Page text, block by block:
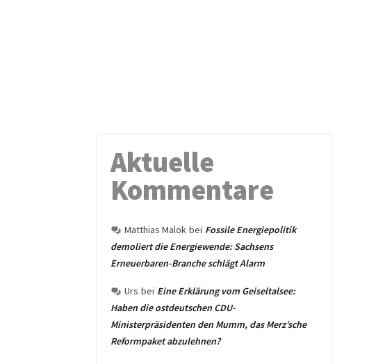
Aktuelle
Kommentare
Matthias Malok bei Fossile Energiepolitik
demoliert die Energiewende: Sachsens
Erneuerbaren-Branche schlägt Alarm
Urs bei Eine Erklärung vom Geiseltalsee:
Haben die ostdeutschen CDU-
Ministerpräsidenten den Mumm, das Merz’sche
Reformpaket abzulehnen?